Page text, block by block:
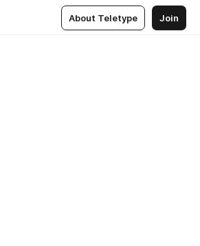
About Teletype Join